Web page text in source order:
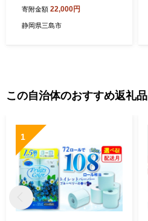
ット アルコール 贈り物 ギフ
ト 特産品 350ml 缶 West Co
寄附金額 22,000円
静岡県三島市
この自治体のおすすめ返礼品
1